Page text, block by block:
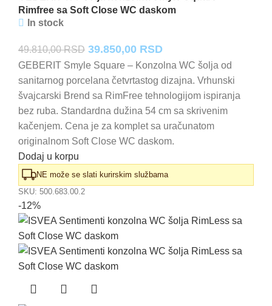
Rimfree sa Soft Close WC daskom
In stock
49.810,00RSD Originalna
cena
je
bila:
49.810,00 RSD.
39.850,00 RSDTrenutna
cena
je:
39.850,00 RSD.
GEBERIT Smyle Square – Konzolna WC šolja od
sanitarnog porcelana četvrtastog dizajna. Vrhunski
švajcarski Brend sa RimFree tehnologijom ispiranja
bez ruba. Standardna dužina 54 cm sa skrivenim
kačenjem. Cena je za komplet sa uračunatom
originalnom Soft Close WC daskom.
Dodaj u korpu
NE može se slati kurirskim službama
SKU: 500.683.00.2
-12%